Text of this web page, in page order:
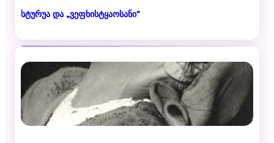
სტურუა და „ვეფხისტყაოსანი“